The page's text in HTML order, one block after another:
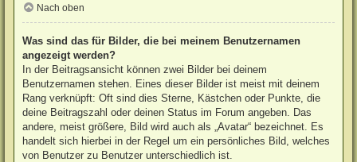
Nach oben
Was sind das für Bilder, die bei meinem Benutzernamen
angezeigt werden?
In der Beitragsansicht können zwei Bilder bei deinem
Benutzernamen stehen. Eines dieser Bilder ist meist mit deinem
Rang verknüpft: Oft sind dies Sterne, Kästchen oder Punkte, die
deine Beitragszahl oder deinen Status im Forum angeben. Das
andere, meist größere, Bild wird auch als „Avatar“ bezeichnet. Es
handelt sich hierbei in der Regel um ein persönliches Bild, welches
von Benutzer zu Benutzer unterschiedlich ist.